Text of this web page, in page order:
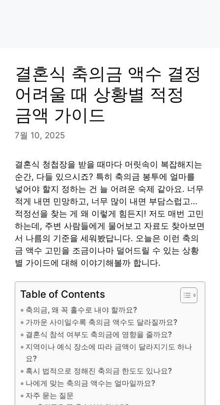
결혼식 축의금 액수 결정
어려울 때 상황별 적정
금액 가이드
7월 10, 2025
결혼식 청첩장을 받을 때마다 머릿속이 복잡해지는
순간, 다들 있으시죠? 특히 축의금 봉투에 얼마를
넣어야 할지 정하는 건 늘 어려운 숙제 같아요. 너무
적게 내면 민망하고, 너무 많이 내면 부담스럽고…
적정선을 찾는 게 왜 이렇게 힘든지! 저도 매번 고민
하는데, 주변 사람들에게 물어보고 자료도 찾아보면
서 나름의 기준을 세워봤답니다. 오늘은 이런 축의
금 액수 고민을 조금이나마 덜어드릴 수 있는 상황
별 가이드에 대해 이야기해볼까 합니다.
Table of Contents
축의금, 왜 꼭 홀수로 내야 할까요?
가까운 사이일수록 축의금 액수도 달라질까요?
결혼식 참석 여부도 축의금에 영향을 줄까요?
지역이나 예식 장소에 따라 금액이 달라지기도 하나
요?
혹시 법적으로 정해진 축의금 한도도 있나요?
나에게 맞는 축의금 액수는 얼마일까요?
자주 묻는 질문